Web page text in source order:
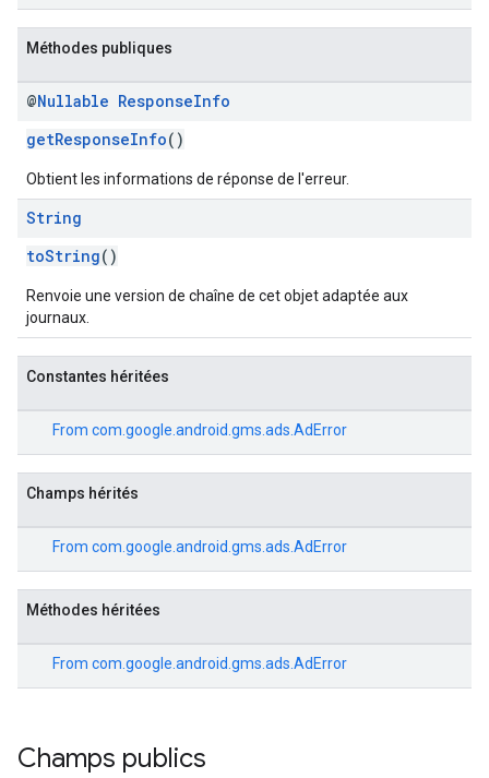
Méthodes publiques
@Nullable ResponseInfo
getResponseInfo()
Obtient les informations de réponse de l'erreur.
String
toString()
Renvoie une version de chaîne de cet objet adaptée aux
journaux.
Constantes héritées
From com.google.android.gms.ads.AdError
Champs hérités
From com.google.android.gms.ads.AdError
Méthodes héritées
From com.google.android.gms.ads.AdError
Champs publics